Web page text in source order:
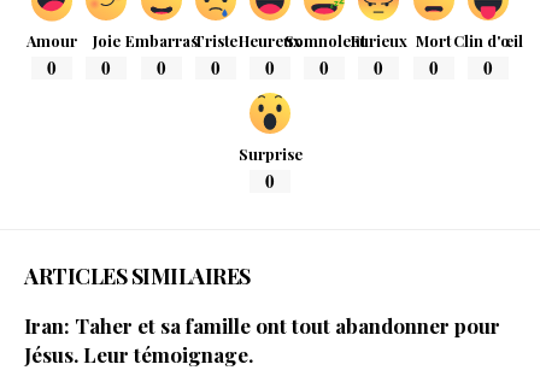
Amour
0
Joie
0
Embarras
0
Triste
0
Heureux
0
Somnolent
0
Furieux
0
Mort
0
Clin d'œil
0
Surprise
0
ARTICLES SIMILAIRES
Iran: Taher et sa famille ont tout abandonner pour
Jésus. Leur témoignage.